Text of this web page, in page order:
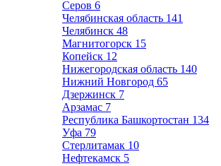
Серов 6
Челябинская область 141
Челябинск 48
Магнитогорск 15
Копейск 12
Нижегородская область 140
Нижний Новгород 65
Дзержинск 7
Арзамас 7
Республика Башкортостан 134
Уфа 79
Стерлитамак 10
Нефтекамск 5